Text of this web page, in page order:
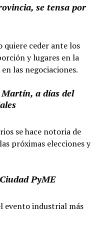
se tensa por
quiere ceder ante los
y lugares en la
las negociaciones.
a días del
se hace notoria de
próximas elecciones y
PyME
evento industrial más